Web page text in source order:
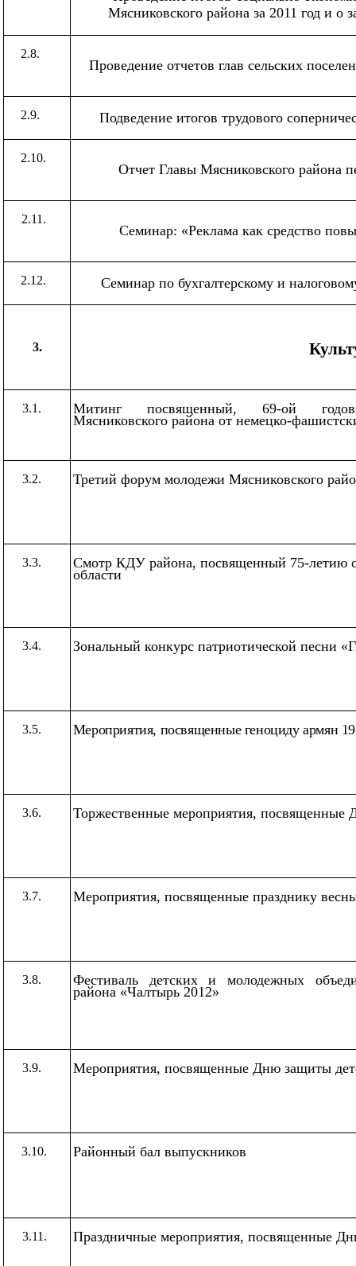
Мясниковского района за 2011 год и о
2.8.
Проведение отчетов глав сельских
2.9. Подведение итогов трудового
2.10.
Отчет Главы Мясниковского района
2.11.
Семинар: «Реклама как средство
2.12. Семинар по бухгалтерскому и
3.
3.1. Митинг посвященный, 69-ой
Мясниковского района от немецко-
3.2. Третий форум молодежи Мясниковского
3.3. Смотр КДУ района, посвященный 75-летию
области
3.4. Зональный конкурс патриотической песни
3.5. Мероприятия, посвященные геноциду армян
3.6. Торжественные мероприятия,
3.7. Мероприятия, посвященные празднику
3.8. Фестиваль детских и молодежных
района «Чалтырь2012»
3.9. Мероприятия, посвященные Дню защиты
3.10. Районный бал выпускников
3.11. Праздничные мероприятия, посвященные